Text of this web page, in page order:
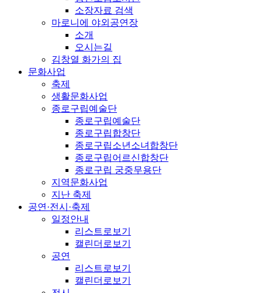
소장자료 검색
마로니에 야외공연장
소개
오시는길
김창열 화가의 집
문화사업
축제
생활문화사업
종로구립예술단
종로구립예술단
종로구립합창단
종로구립소년소녀합창단
종로구립어르신합창단
종로구립 궁중무용단
지역문화사업
지난 축제
공연·전시·축제
일정안내
리스트로보기
캘린더로보기
공연
리스트로보기
캘린더로보기